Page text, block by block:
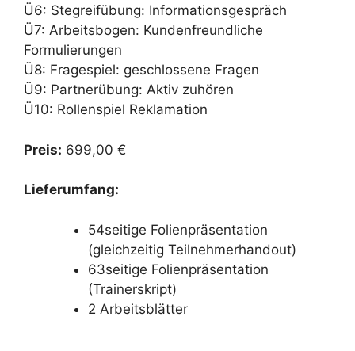
Ü6: Stegreifübung: Informationsgespräch
Ü7: Arbeitsbogen: Kundenfreundliche
Formulierungen
Ü8: Fragespiel: geschlossene Fragen
Ü9: Partnerübung: Aktiv zuhören
Ü10: Rollenspiel Reklamation
Preis: 699,00 €
Lieferumfang:
54seitige Folienpräsentation
(gleichzeitig Teilnehmerhandout)
63seitige Folienpräsentation
(Trainerskript)
2 Arbeitsblätter